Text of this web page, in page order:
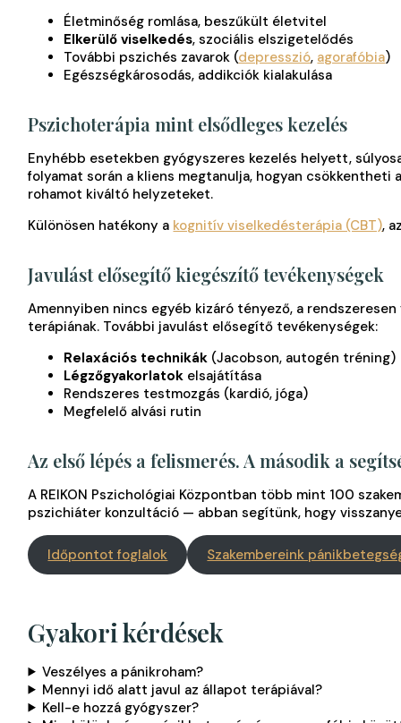
Életminőség romlása, beszűkült életvitel
Elkerülő viselkedés, szociális elszigetelődés
További pszichés zavarok (depresszió, agorafóbia)
Egészségkárosodás, addikciók kialakulása
Pszichoterápia mint elsődleges kezelés
Enyhébb esetekben gyógyszeres kezelés helyett,
folyamat során a kliens megtanulja, hogyan
rohamot kiváltó helyzeteket.
Különösen hatékony a kognitív viselkedésterápia (CBT),
Javulást elősegítő kiegészítő tevékenységek
Amennyiben nincs egyéb kizáró tényező, a
terápiának. További javulást elősegítő tevékenységek:
Relaxációs technikák (Jacobson, autogén tréning)
Légzőgyakorlatok elsajátítása
Rendszeres testmozgás (kardió, jóga)
Megfelelő alvási rutin
Az első lépés a felismerés. A második a
A REIKON Pszichológiai Központban több mint 100
pszichiáter konzultáció — abban segítünk, hogy
Időpontot foglalok Szakembereink
Gyakori kérdések
Veszélyes a pánikroham?
Mennyi idő alatt javul az állapot terápiával?
Kell-e hozzá gyógyszer?